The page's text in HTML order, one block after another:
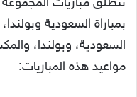
بمباراة السعودية
السعودية، وبولندا،
مواعيد هذه المباريات: